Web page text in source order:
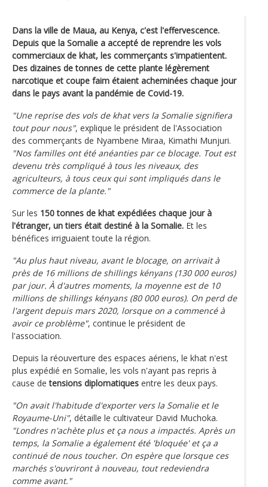
Dans la ville de Maua, au Kenya, c'est l'effervescence.
Depuis que la Somalie a accepté de reprendre les vols
commerciaux de khat, les commerçants s'impatientent.
Des dizaines de tonnes de cette plante légèrement
narcotique et coupe faim étaient acheminées chaque jour
dans le pays avant la pandémie de Covid-19.
"Une reprise des vols de khat vers la Somalie signifiera
tout pour nous", explique le président de l'Association
des commerçants de Nyambene Miraa, Kimathi Munjuri.
"Nos familles ont été anéanties par ce blocage. Tout est
devenu très compliqué à tous les niveaux, des
agriculteurs, à tous ceux qui sont impliqués dans le
commerce de la plante."
Sur les 150 tonnes de khat expédiées chaque jour à
l'étranger, un tiers était destiné à la Somalie. Et les
bénéfices irriguaient toute la région.
"Au plus haut niveau, avant le blocage, on arrivait à
près de 16 millions de shillings kényans (130 000 euros)
par jour. À d'autres moments, la moyenne est de 10
millions de shillings kényans (80 000 euros). On perd de
l'argent depuis mars 2020, lorsque on a commencé à
avoir ce problème", continue le président de
l'association.
Depuis la réouverture des espaces aériens, le khat n'est
plus expédié en Somalie, les vols n'ayant pas repris à
cause detensions diplomatiques entre les deux pays.
"On avait l'habitude d'exporter vers la Somalie et le
Royaume-Uni", détaille le cultivateur David Muchoka.
"Londres n'achète plus et ça nous a impactés. Après un
temps, la Somalie a également été 'bloquée' et ça a
continué de nous toucher. On espère que lorsque ces
marchés s'ouvriront à nouveau, tout redeviendra
comme avant."